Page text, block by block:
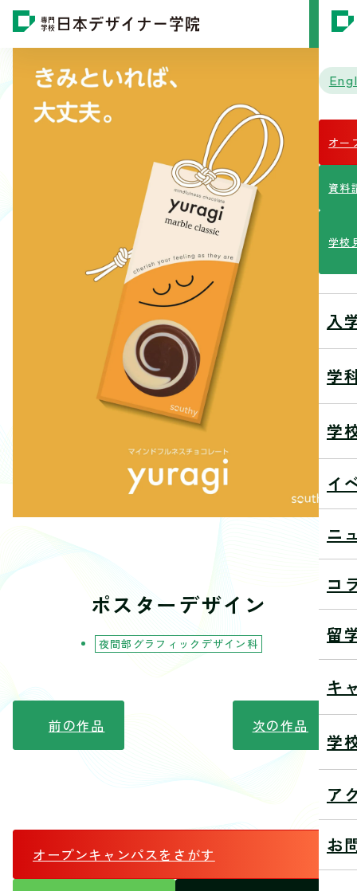
MENU
オー
資料
学校
入
学
学
イ
ニ
コ
留
キ
学
ア
お
ポスターデザイン
夜間部グラフィックデザイン科
前の作品 次の作品
オープンキャンパスをさがす